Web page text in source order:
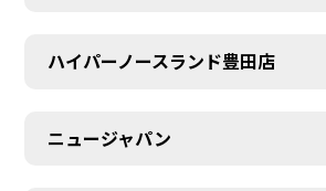
ハイパーノースランド豊田店
ニュージャパン